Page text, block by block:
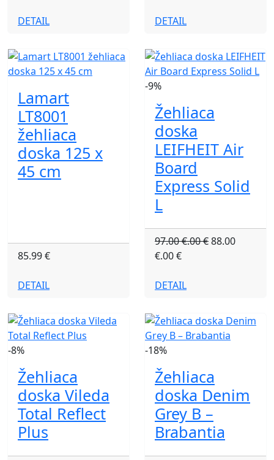
DETAIL DETAIL
Lamart
LT8001
žehliaca
doska 125 x
45 cm
85.99 €
DETAIL
-9%
Žehliaca
doska
LEIFHEIT Air
Board
Express Solid
L
97.00 €.00 €88.00
€.00 €
DETAIL
-8%
Žehliaca
doska Vileda
Total Reflect
Plus
-18%
Žehliaca
doska Denim
Grey B –
Brabantia